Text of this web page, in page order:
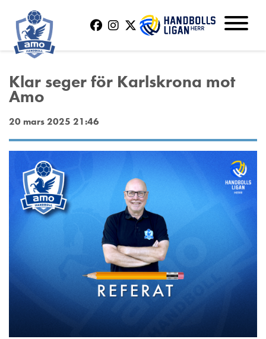
Klar seger för Karlskrona mot
Amo
20 mars 2025 21:46